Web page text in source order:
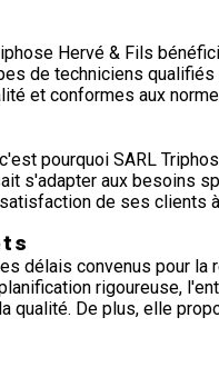
Hervé & Fils
de techniciens
et conformes aux
pourquoi SARL
s'adapter aux besoins
de ses clients
délais convenus pour la
rigoureuse,
qualité. De plus, elle